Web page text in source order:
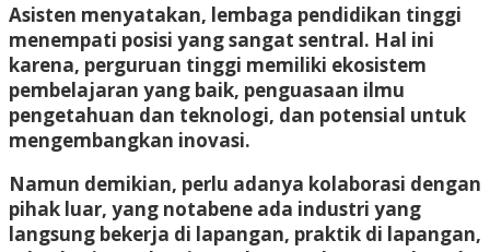
Asisten menyatakan, lembaga pendidikan tinggi
menempati posisi yang sangat sentral. Hal ini
karena, perguruan tinggi memiliki ekosistem
pembelajaran yang baik, penguasaan ilmu
pengetahuan dan teknologi, dan potensial untuk
mengembangkan inovasi.
Namun demikian, perlu adanya kolaborasi dengan
pihak luar, yang notabene ada industri yang
langsung bekerja di lapangan, praktik di lapangan,